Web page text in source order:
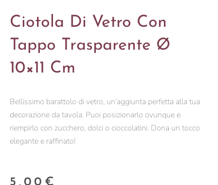
Ciotola Di Vetro Con
Tappo Trasparente Ø
10×11 Cm
Bellissimo barattolo di vetro, un’aggiunta perfetta alla tua
decorazione da tavola. Puoi posizionarlo ovunque e
riempirlo con zucchero, dolci o cioccolatini. Dona un tocco
elegante e raffinato!
5,00 €